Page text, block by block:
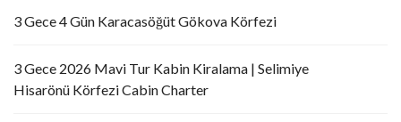
3 Gece 4 Gün Karacasöğüt Gökova Körfezi
3 Gece 2026 Mavi Tur Kabin Kiralama | Selimiye
Hisarönü Körfezi Cabin Charter